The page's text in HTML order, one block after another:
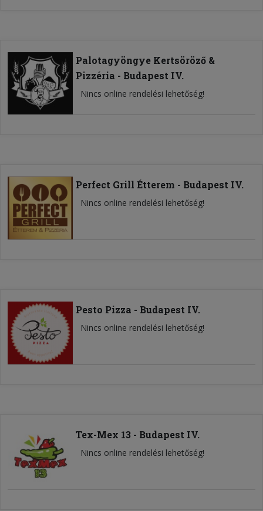
Palotagyöngye Kertsöröző &
Pizzéria - Budapest IV.
Nincs online rendelési lehetőség!
Perfect Grill Étterem - Budapest IV.
Nincs online rendelési lehetőség!
Pesto Pizza - Budapest IV.
Nincs online rendelési lehetőség!
Tex-Mex 13 - Budapest IV.
Nincs online rendelési lehetőség!